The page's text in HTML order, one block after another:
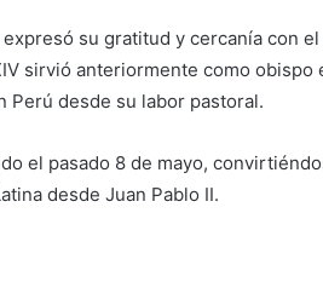
su gratitud y cercanía con
sirvió anteriormente como
Perú desde su labor pastoral.
el pasado 8 de mayo,
desde Juan Pablo II.